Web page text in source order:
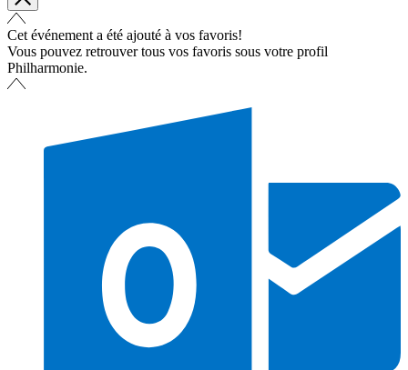
Cet événement a été ajouté à vos favoris!
Vous pouvez retrouver tous vos favoris sous votre profil
Philharmonie.